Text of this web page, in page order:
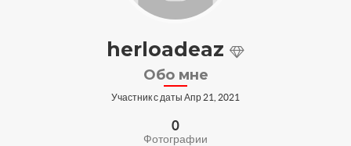
herloadeaz
Обо мне
Участник с даты Апр 21, 2021
0
Фотографии